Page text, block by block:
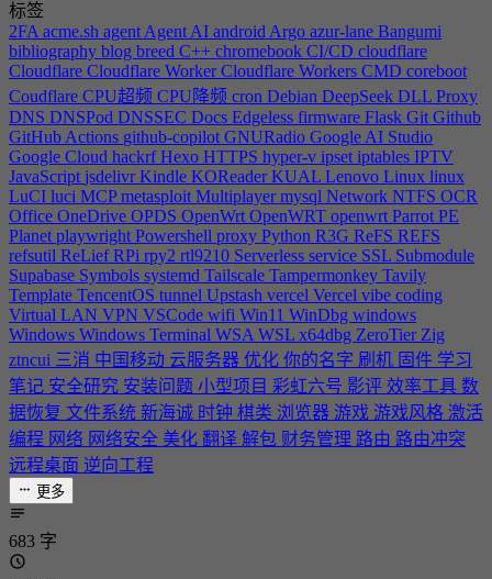
标签
2FA acme.sh agent Agent AI android Argo azur-lane Bangumi
bibliography blog breed C++ chromebook CI/CD cloudflare
Cloudflare Cloudflare WorkerCloudflare Workers CMD coreboot
Coudflare CPU超频 CPU降频 cron Debian DeepSeek DLL Proxy
DNS DNSPod DNSSEC Docs Edgeless firmware Flask Git Github
GitHub Actions github-copilot GNURadio Google AI Studio
Google Cloud hackrfHexo HTTPS hyper-v ipset iptables IPTV
JavaScript jsdelivrKindle KOReaderKUAL Lenovo Linux linux
LuCI luci MCPmetasploit Multiplayermysql Network NTFS OCR
Office OneDrive OPDS OpenWrt OpenWRT openwrt Parrot PE
Planet playwright Powershell proxy Python R3G ReFS REFS
refsutil ReLiefRPi rpy2 rtl9210 Serverless service SSL Submodule
Supabase Symbols systemd Tailscale Tampermonkey Tavily
Template TencentOS tunnel Upstash vercel Vercel vibe coding
Virtual LAN VPN VSCode wifi Win11 WinDbg windows
Windows Windows Terminal WSA WSL x64dbg ZeroTier Zig
ztncui 三消 中国移动 云服务器 优化 你的名字 刷机 固件 学习
笔记 安全研究 安装问题 小型项目 彩虹六号 影评 效率工具 数
据恢复 文件系统 新海诚 时钟 棋类 浏览器 游戏 游戏风格 激活
编程 网络 网络安全 美化 翻译 解包 财务管理 路由 路由冲突
远程桌面 逆向工程
更多
683 字